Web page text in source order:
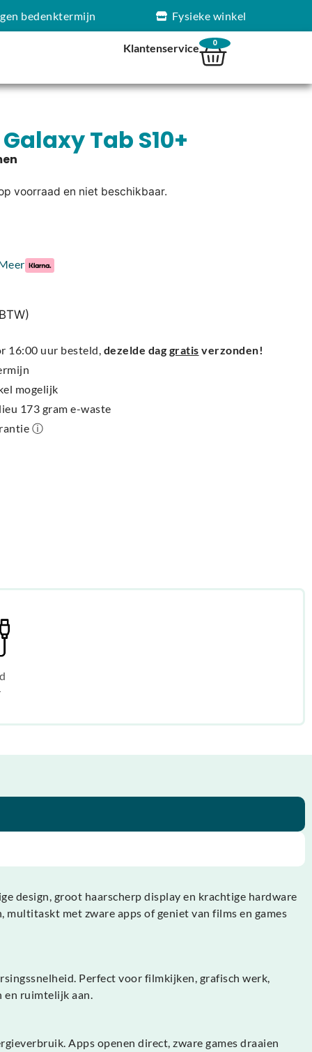
bedenktermijn Fysieke winkel
Klantenservice 0
Tab S10+
voorraad en niet beschikbaar.
16:00 uur besteld, dezelde dag gratis verzonden!
mogelijk
173 gram e-waste
ⓘ
design, groot haarscherp display en krachtige hardware
met zware apps of geniet van films en games
Perfect voor filmkijken, grafisch werk,
en ruimtelijk aan.
Apps openen direct, zware games draaien